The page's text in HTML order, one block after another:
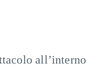
all’interno